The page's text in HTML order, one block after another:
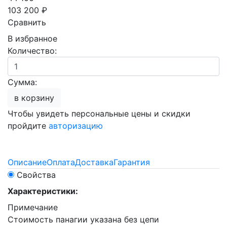
103 200 ₽
Сравнить
В избранное
Количество:
Сумма:
в корзину
Чтобы увидеть персональные цены и скидки
пройдите авторизацию
ОписаниеОплатаДоставкаГарантия
Свойства
Характеристики:
Примечание
Стоимость панагии указана без цепи